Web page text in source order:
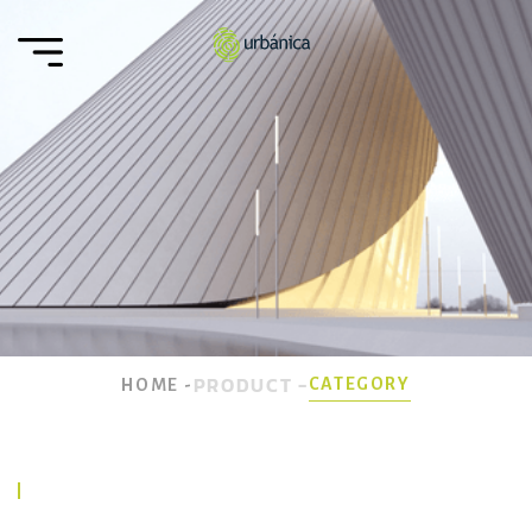
HOME - PRODUCT -CATEGORY